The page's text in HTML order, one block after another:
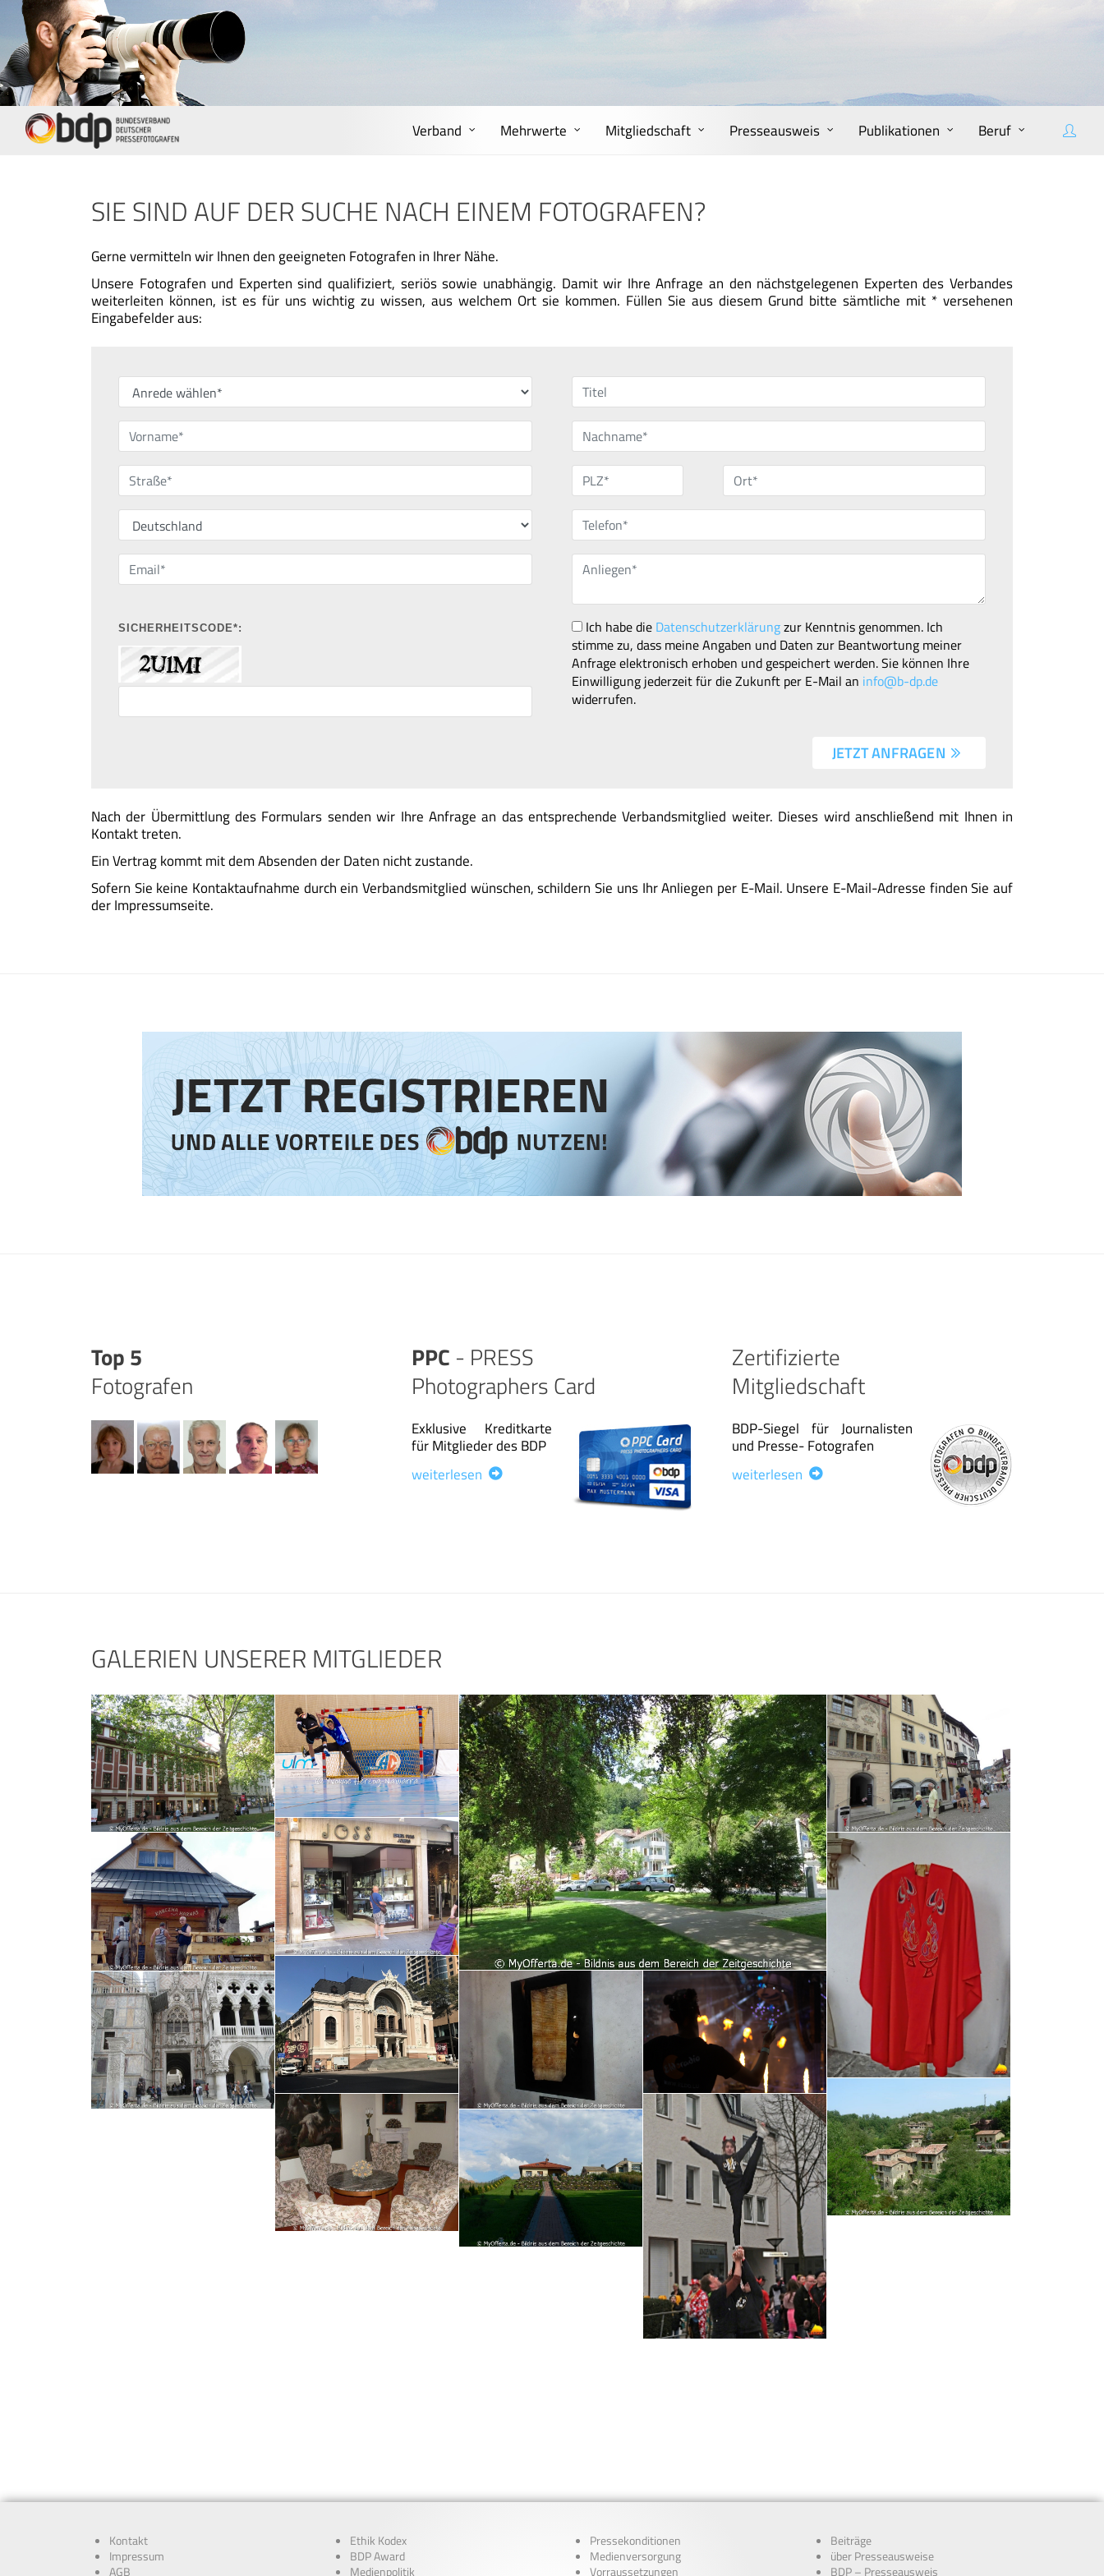
Verband Mehrwerte Mitgliedschaft Presseausweis Publikationen Beruf
SIE SIND AUF DER SUCHE NACH EINEM FOTOGRAFEN?
Gerne vermitteln wir Ihnen den geeigneten Fotografen in Ihrer Nähe.
Unsere Fotografen und Experten sind qualifiziert, seriös sowie unabhängig. Damit wir Ihre Anfrage an den nächstgelegenen Experten des Verbandes
weiterleiten können, ist es für uns wichtig zu wissen, aus welchem Ort sie kommen. Füllen Sie aus diesem Grund bitte sämtliche mit * versehenen
Eingabefelder aus:
SICHERHEITSCODE*: Ich habe die Datenschutzerklärungzur Kenntnis genommen. Ich
stimme zu, dass meine Angaben und Daten zur Beantwortung meiner
Anfrage elektronisch erhoben und gespeichert werden. Sie können Ihre
Einwilligung jederzeit für die Zukunft per E-Mail an info@b-dp.de
widerrufen.
JETZT ANFRAGEN
Nach der Übermittlung des Formulars senden wir Ihre Anfrage an das entsprechende Verbandsmitglied weiter. Dieses wird anschließend mit Ihnen in
Kontakt treten.
Ein Vertrag kommt mit dem Absenden der Daten nicht zustande.
Sofern Sie keine Kontaktaufnahme durch ein Verbandsmitglied wünschen, schildern Sie uns Ihr Anliegen per E-Mail. Unsere E-Mail-Adresse finden Sie auf
der Impressumseite.
Top 5
Fotografen
PPC - PRESS
Photographers Card
Exklusive Kreditkarte
für Mitglieder des BDP
weiterlesen
Zertifizierte
Mitgliedschaft
BDP-Siegel für Journalisten
und Presse- Fotografen
weiterlesen
GALERIEN UNSERER MITGLIEDER
Kontakt
Impressum
AGB
Ethik Kodex
BDP Award
Medienpolitik
Pressekonditionen
Medienversorgung
Vorraussetzungen
Beiträge
über Presseausweise
BDP – Presseausweis